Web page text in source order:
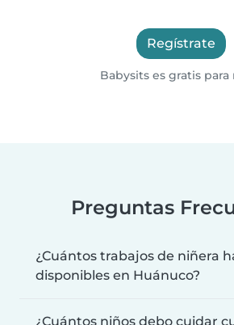
Regístrate
Babysits es gratis para
Preguntas
¿Cuántos trabajos de niñera
disponibles en Huánuco?
¿Cuántos niños debo cuidar